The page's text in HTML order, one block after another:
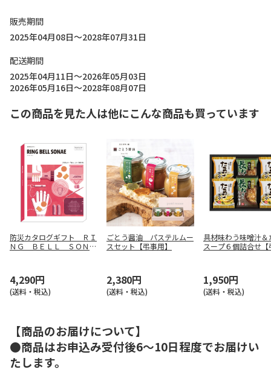
販売期間
2025年04月08日～2028年07月31日
配送期間
2025年04月11日～2026年05月03日
2026年05月16日～2028年08月07日
この商品を見た人は他にこんな商品も買っています
防災カタログギフト ＲＩ
ＮＧ ＢＥＬＬ ＳＯＮＡ
4,290円
(送料・税込)
ごとう醤油 パステルムー
スセット【弔事用】
2,380円
(送料・税込)
具材味わう味噌汁＆
スープ６個詰合せ【
1,950円
(送料・税込)
【商品のお届けについて】
●商品はお申込み受付後6～10日程度でお届けい
たします。